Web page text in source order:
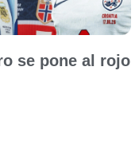
se pone al rojo